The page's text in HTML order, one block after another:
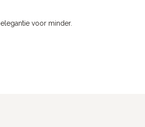
voor minder.